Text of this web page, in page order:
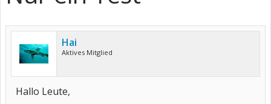
Hai
Aktives Mitglied
Hallo Leute,